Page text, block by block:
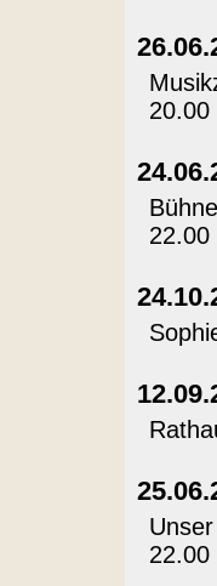
20.00
22.00
22.00